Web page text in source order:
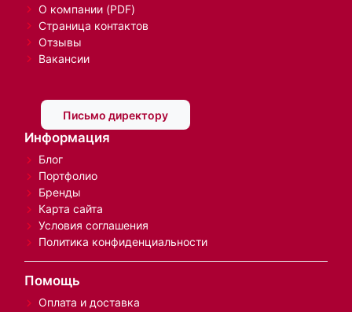
О компании (PDF)
Страница контактов
Отзывы
Вакансии
Письмо директору
Информация
Блог
Портфолио
Бренды
Карта сайта
Условия соглашения
Политика конфиденциальности
Помощь
Оплата и доставка